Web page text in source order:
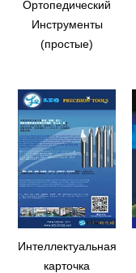
Ортопедический
Инструменты
(простые)
Интеллектуальная
карточка